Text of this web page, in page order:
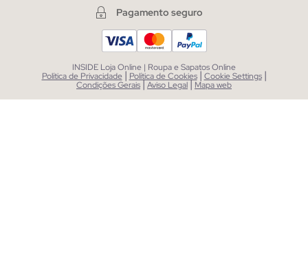
Pagamento seguro
INSIDE Loja Online | Roupa e Sapatos Online
Política de Privacidade | Política de Cookies | Cookie Settings |
Condições Gerais|Aviso Legal| Mapa web